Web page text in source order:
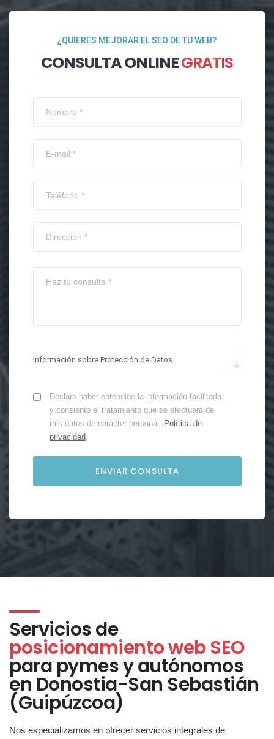
¿QUIERES MEJORAR EL SEO DE TU WEB?
CONSULTA ONLINEGRATIS
Información sobre Protección de Datos
Declaro haber entendido la información facilitada
y consiento el tratamiento que se efectuará de
mis datos de carácter personal. Política de
privacidad.
Servicios de
posicionamiento web SEO
para pymes y autónomos
en Donostia-San Sebastián
(Guipúzcoa)
Nos especializamos en ofrecer servicios integrales de